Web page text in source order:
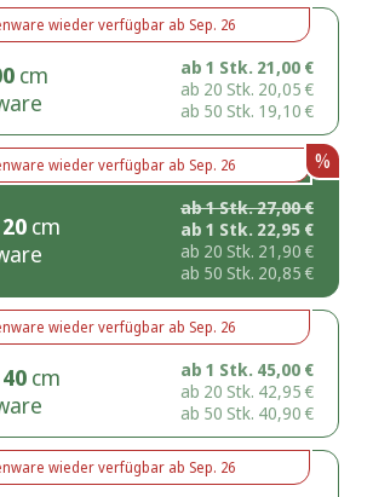
wieder verfügbar ab Sep. 26
cm
ab 1 Stk. 21,00 €
ab 20 Stk. 20,05 €
ab 50 Stk. 19,10 €
wieder verfügbar ab Sep. 26
cm
ab 1 Stk.27,00€
ab 1 Stk. 22,95 €
ab 20 Stk. 21,90 €
ab 50 Stk. 20,85 €
%
wieder verfügbar ab Sep. 26
cm
ab 1 Stk. 45,00 €
ab 20 Stk. 42,95 €
ab 50 Stk. 40,90 €
wieder verfügbar ab Sep. 26